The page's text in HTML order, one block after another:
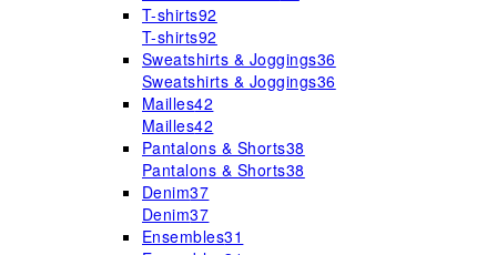
T-shirts92
T-shirts92
Sweatshirts & Joggings36
Sweatshirts & Joggings36
Mailles42
Mailles42
Pantalons & Shorts38
Pantalons & Shorts38
Denim37
Denim37
Ensembles31